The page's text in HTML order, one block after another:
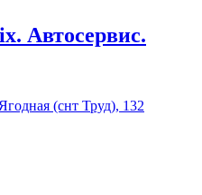
Автосервис.
(снт Труд), 132